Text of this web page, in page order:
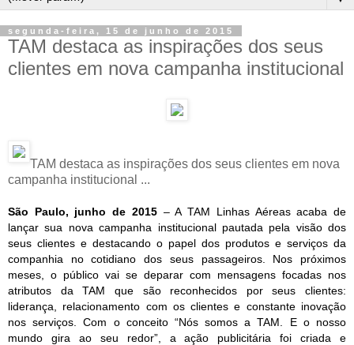
segunda-feira, 15 de junho de 2015
TAM destaca as inspirações dos seus
clientes em nova campanha institucional
TAM destaca as inspirações dos seus clientes em nova
campanha institucional ...
São Paulo, junho de 2015– A TAM Linhas Aéreas acaba de
lançar sua nova campanha institucional pautada pela visão dos
seus clientes e destacando o papel dos produtos e serviços da
companhia no cotidiano dos seus passageiros. Nos próximos
meses, o público vai se deparar com mensagens focadas nos
atributos da TAM que são reconhecidos por seus clientes:
liderança, relacionamento com os clientes e constante inovação
nos serviços. Com o conceito “Nós somos a TAM. E o nosso
mundo gira ao seu redor”, a ação publicitária foi criada e